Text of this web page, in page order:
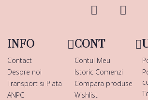
INFO
Contact
Despre noi
Transport si Plata
ANPC
CONT
Contul Meu
Istoric Comenzi
Compara produse
Wishlist